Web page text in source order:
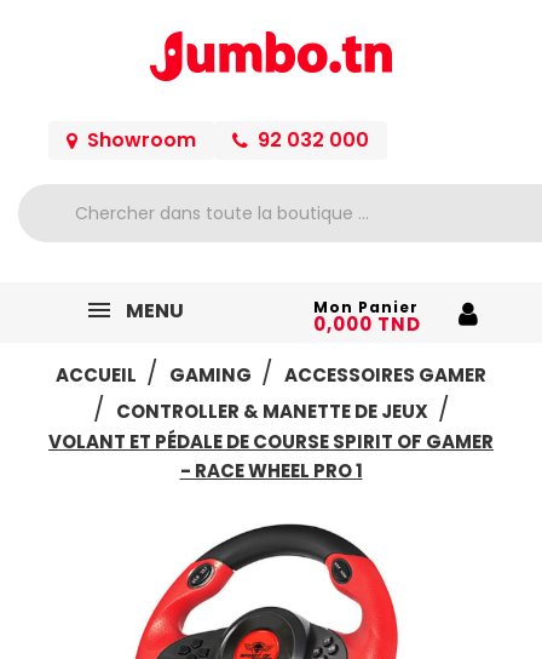
Showroom 92 032 000
MENU Mon Panier
0,000 TND
ACCUEIL
GAMING
ACCESSOIRES GAMER
CONTROLLER & MANETTE DE JEUX
VOLANT ET PÉDALE DE COURSE SPIRIT OF GAMER
- RACE WHEEL PRO 1